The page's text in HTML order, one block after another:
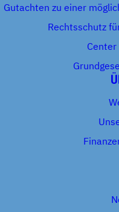
Gutachten zu einer
Rechtsschutz
Center